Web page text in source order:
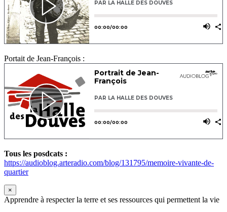
Portait de Jean-François :
Tous les posdcats :
https://audioblog.arteradio.com/blog/131795/memoire-vivante-de-
quartier
×
Apprendre à respecter la terre et ses ressources qui permettent la vie